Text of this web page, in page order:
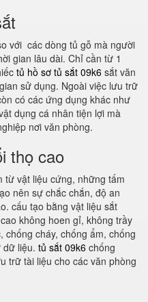
với các dòng tủ gỗ mà người
gian lâu dài. Chỉ cần từ 1
tủ hồ sơ tủ sắt 09k6 sắt văn
sử dụng. Ngoài việc lưu trữ
có các ứng dụng khác như
dụng cá nhân tiện lợi mà
nơi văn phòng.
thọ cao
từ vật liệu cứng, những tấm
nên sự chắc chắn, độ an
cấu tạo bằng vật liệu sắt
không hoen gỉ, không trầy
cháy, chống ẩm, chống
liệu. tủ sắt 09k6 chống
trữ tài liệu cho các văn phòng